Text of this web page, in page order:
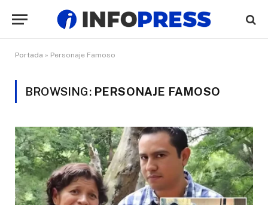
Portada » Personaje Famoso
BROWSING: PERSONAJE FAMOSO